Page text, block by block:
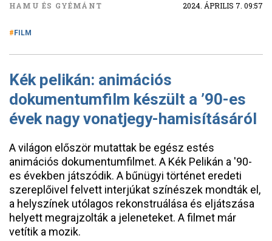
HAMU ÉS GYÉMÁNT 2024. ÁPRILIS 7. 09:57
FILM
Kék pelikán: animációs
dokumentumfilm készült a ’90-es
évek nagy vonatjegy-hamisításáról
A világon először mutattak be egész estés
animációs dokumentumfilmet. A Kék Pelikán a '90-
es években játszódik. A bűnügyi történet eredeti
szereplőivel felvett interjúkat színészek mondták el,
a helyszínek utólagos rekonstruálása és eljátszása
helyett megrajzolták a jeleneteket. A filmet már
vetítik a mozik.